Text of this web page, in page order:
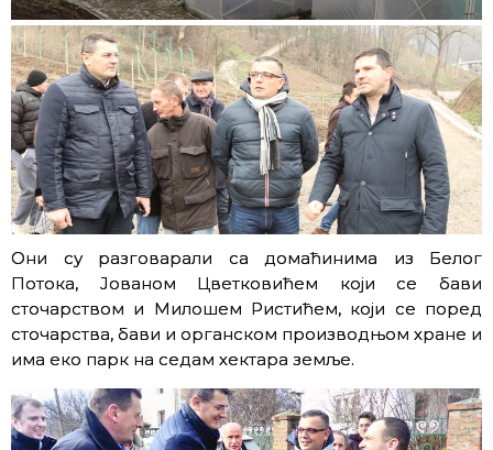
Они су разговарали са домаћинима из Белог
Потока, Joваном Цветковићем који се бави
сточарством и Милошем Ристићем, који се поред
сточарства, бави и органском производњом хране и
има еко парк на седам хектара земље.